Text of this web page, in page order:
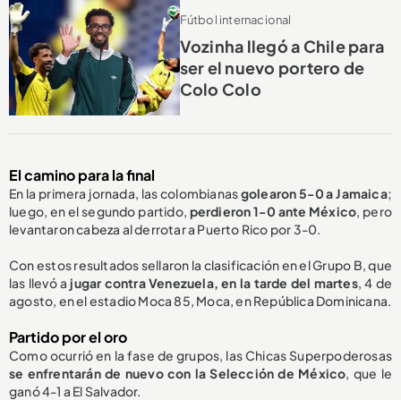
Fútbol internacional
Vozinha llegó a Chile para
ser el nuevo portero de
Colo Colo
El camino para la final
En la primera jornada, las colombianasgolearon 5-0 a Jamaica;
luego, en el segundo partido, perdieron 1-0 ante México, pero
levantaron cabeza al derrotar a Puerto Rico por 3-0.
Con estos resultados sellaron la clasificación en el Grupo B, que
las llevó ajugar contra Venezuela, en la tarde del martes, 4 de
agosto, en el estadio Moca 85, Moca, en República Dominicana.
Partido por el oro
Como ocurrió en la fase de grupos, las Chicas Superpoderosas
se enfrentarán de nuevo con la Selección de México, que le
ganó 4-1 a El Salvador.